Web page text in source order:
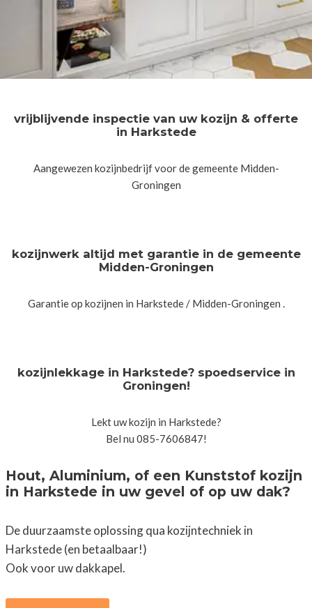
vrijblijvende inspectie van uw kozijn & offerte
in Harkstede
Aangewezen kozijnbedrijf voor de gemeente Midden-
Groningen
kozijnwerk altijd met garantie in de gemeente
Midden-Groningen
Garantie op kozijnen in Harkstede / Midden-Groningen .
kozijnlekkage in Harkstede? spoedservice in
Groningen!
Lekt uw kozijn in Harkstede?
Bel nu 085-7606847!
Hout, Aluminium, of een Kunststof kozijn
in Harkstede in uw gevel of op uw dak?
De duurzaamste oplossing qua kozijntechniek in
Harkstede (en betaalbaar!)
Ook voor uw dakkapel.